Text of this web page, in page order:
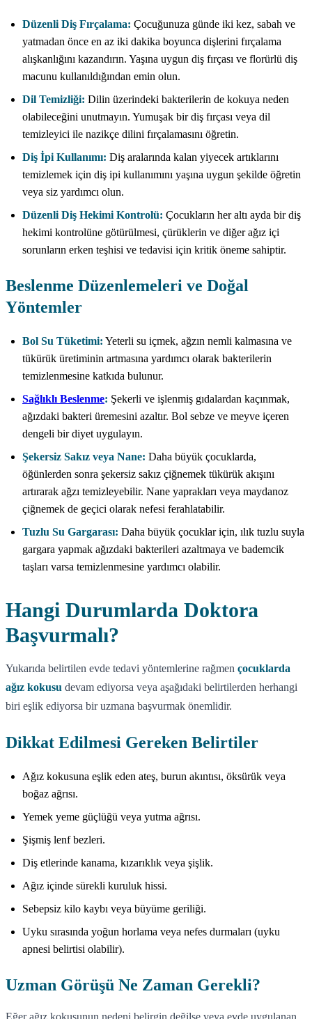
Düzenli Diş Fırçalama: Çocuğunuza günde iki kez, sabah ve
yatmadan önce en az iki dakika boyunca dişlerini fırçalama
alışkanlığını kazandırın. Yaşına uygun diş fırçası ve florürlü diş
macunu kullanıldığından emin olun.
Dil Temizliği: Dilin üzerindeki bakterilerin de kokuya neden
olabileceğini unutmayın. Yumuşak bir diş fırçası veya dil
temizleyici ile nazikçe dilini fırçalamasını öğretin.
Diş İpi Kullanımı: Diş aralarında kalan yiyecek artıklarını
temizlemek için diş ipi kullanımını yaşına uygun şekilde öğretin
veya siz yardımcı olun.
Düzenli Diş Hekimi Kontrolü: Çocukların her altı ayda bir diş
hekimi kontrolüne götürülmesi, çürüklerin ve diğer ağız içi
sorunların erken teşhisi ve tedavisi için kritik öneme sahiptir.
Beslenme Düzenlemeleri ve Doğal
Yöntemler
Bol Su Tüketimi: Yeterli su içmek, ağzın nemli kalmasına ve
tükürük üretiminin artmasına yardımcı olarak bakterilerin
temizlenmesine katkıda bulunur.
Sağlıklı Beslenme: Şekerli ve işlenmiş gıdalardan kaçınmak,
ağızdaki bakteri üremesini azaltır. Bol sebze ve meyve içeren
dengeli bir diyet uygulayın.
Şekersiz Sakız veya Nane: Daha büyük çocuklarda,
öğünlerden sonra şekersiz sakız çiğnemek tükürük akışını
artırarak ağzı temizleyebilir. Nane yaprakları veya maydanoz
çiğnemek de geçici olarak nefesi ferahlatabilir.
Tuzlu Su Gargarası: Daha büyük çocuklar için, ılık tuzlu suyla
gargara yapmak ağızdaki bakterileri azaltmaya ve bademcik
taşları varsa temizlenmesine yardımcı olabilir.
Hangi Durumlarda Doktora
Başvurmalı?
Yukarıda belirtilen evde tedavi yöntemlerine rağmen çocuklarda
ağız kokusu devam ediyorsa veya aşağıdaki belirtilerden herhangi
biri eşlik ediyorsa bir uzmana başvurmak önemlidir.
Dikkat Edilmesi Gereken Belirtiler
Ağız kokusuna eşlik eden ateş, burun akıntısı, öksürük veya
boğaz ağrısı.
Yemek yeme güçlüğü veya yutma ağrısı.
Şişmiş lenf bezleri.
Diş etlerinde kanama, kızarıklık veya şişlik.
Ağız içinde sürekli kuruluk hissi.
Sebepsiz kilo kaybı veya büyüme geriliği.
Uyku sırasında yoğun horlama veya nefes durmaları (uyku
apnesi belirtisi olabilir).
Uzman Görüşü Ne Zaman Gerekli?
Eğer ağız kokusunun nedeni belirgin değilse veya evde uygulanan